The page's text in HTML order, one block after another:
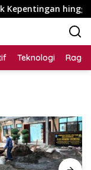
hingga
Teknologi